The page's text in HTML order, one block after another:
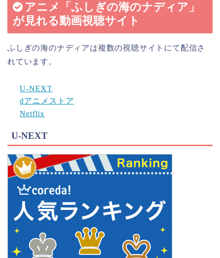
アニメ「ふしぎの海のナディア」
が見れる動画視聴サイト
ふしぎの海のナディアは複数の視聴サイトにて配信さ
れています。
U-NEXT
dアニメストア
Netflix
U-NEXT